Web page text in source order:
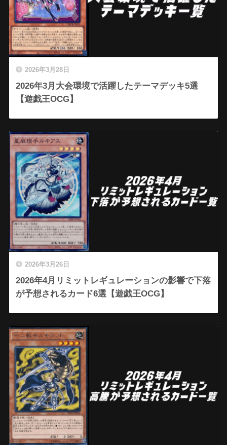
2026年3月28日
2026年3月大会環境で活躍したテーマデッキ5選
【遊戯王OCG】
2026年3月26日
2026年4月リミットレギュレーションの影響で下落
が予想されるカード6選【遊戯王OCG】